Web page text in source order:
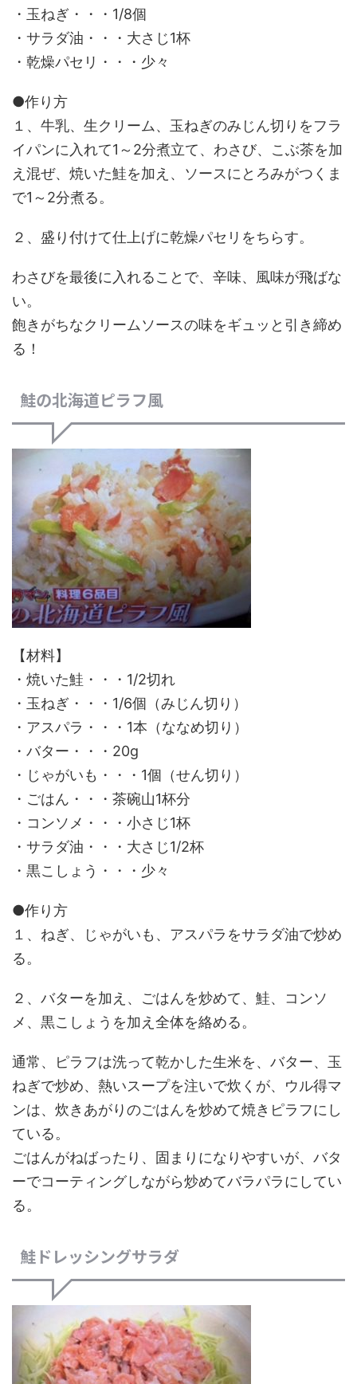
・玉ねぎ・・・1/8個
・サラダ油・・・大さじ1杯
・乾燥パセリ・・・少々
●作り方
１、牛乳、生クリーム、玉ねぎのみじん切りをフラ
イパンに入れて1～2分煮立て、わさび、こぶ茶を加
え混ぜ、焼いた鮭を加え、ソースにとろみがつくま
で1～2分煮る。
２、盛り付けて仕上げに乾燥パセリをちらす。
わさびを最後に入れることで、辛味、風味が飛ばな
い。
飽きがちなクリームソースの味をギュッと引き締め
る！
鮭の北海道ピラフ風
【材料】
・焼いた鮭・・・1/2切れ
・玉ねぎ・・・1/6個（みじん切り）
・アスパラ・・・1本（ななめ切り）
・バター・・・20g
・じゃがいも・・・1個（せん切り）
・ごはん・・・茶碗山1杯分
・コンソメ・・・小さじ1杯
・サラダ油・・・大さじ1/2杯
・黒こしょう・・・少々
●作り方
１、ねぎ、じゃがいも、アスパラをサラダ油で炒め
る。
２、バターを加え、ごはんを炒めて、鮭、コンソ
メ、黒こしょうを加え全体を絡める。
通常、ピラフは洗って乾かした生米を、バター、玉
ねぎで炒め、熱いスープを注いで炊くが、ウル得マ
ンは、炊きあがりのごはんを炒めて焼きピラフにし
ている。
ごはんがねばったり、固まりになりやすいが、バタ
ーでコーティングしながら炒めてバラパラにしてい
る。
鮭ドレッシングサラダ